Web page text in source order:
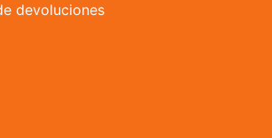
devoluciones